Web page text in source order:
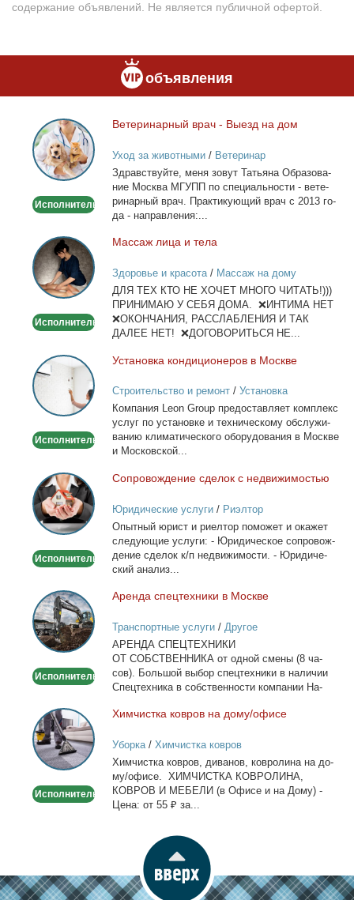
содержание объявлений. Не является публичной офертой.
объявления
Ветеринарный
врач
-
Выезд
дом
Исполнитель
Ве­те­ри­нар­ный врач - Вы­езд на дом
Уход за животными/ Ветеринар
Здрав­ствуй­те, ме­ня зо­вут Та­тья­на Об­ра­зо­ва­
ние Москва МГУПП по спе­ци­аль­но­сти - ве­те­
ри­нар­ный врач. Прак­ти­ку­ю­щий врач с 2013 го­
да - на­прав­ле­ния:...
Массаж
лица
и
тела
Исполнитель
Мас­саж ли­ца и те­ла
Здоровье и красота/ Массаж на дому
ДЛЯ ТЕХ КТО НЕ ХОЧЕТ МНОГО ЧИТАТЬ!)))
ПРИНИМАЮ У СЕБЯ ДОМА. ❌ИНТИМА НЕТ
❌ОКОНЧАНИЯ, РАССЛАБЛЕНИЯ И ТАК
ДАЛЕЕ НЕТ! ❌ДОГОВОРИТЬСЯ НЕ...
Установка
кондиционеров
в
Москве
Исполнитель
Уста­нов­ка кон­ди­ци­о­не­ров в Москве
Строительство и ремонт/ Установка
кондиционеров
Ком­па­ния Leon Group предо­став­ля­ет ком­плекс
услуг по уста­нов­ке и тех­ни­че­ско­му об­слу­жи­
ва­нию кли­ма­ти­че­ско­го обо­ру­до­ва­ния в Москве
и Мос­ков­ской...
Сопровождение
сделок
с
недвижимостью
Исполнитель
Со­про­вож­де­ние сде­лок с недви­жи­мо­стью
Юридические услуги/ Риэлтор
Опыт­ный юрист и ри­ел­тор по­мо­жет и ока­жет
сле­ду­ю­щие услу­ги: - Юри­ди­че­ское со­про­вож­
де­ние сде­лок к/п недви­жи­мо­сти. - Юри­ди­че­
ский ана­лиз...
Аренда
спецтехники
в
Москве
Исполнитель
Арен­да спец­тех­ни­ки в Москве
Транспортные услуги/ Другое
АРЕНДА СПЕЦТЕХНИКИ
ОТ СОБСТВЕННИКА от од­ной сме­ны (8 ча­
сов). Боль­шой вы­бор спец­тех­ни­ки в на­ли­чии
Спец­тех­ни­ка в соб­ствен­но­сти ком­па­нии На­
Химчистка
ковров
на
дому/
Исполнитель
Хим­чист­ка ков­ров на до­му/офи­се
Уборка/ Химчистка ковров
Хим­чист­ка ков­ров, ди­ва­нов, ков­ро­ли­на на до­
му/офи­се. ХИМЧИСТКА КОВРОЛИНА,
КОВРОВ И МЕБЕЛИ (в Офи­се и на До­му) -
Це­на: от 55 ₽ за...